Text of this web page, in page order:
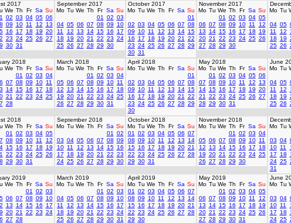
2017
We Th Fr Sa Su
02 03 04 05 06
09 10 11 12
13
16 17 18 19 20
23 24 25 26 27
30 31
September 2017
Mo Tu We Th Fr Sa Su
01
02 03
04 05 06 07 08 09
10
11
12 13 14 15 16
17
18
19 20 21 22 23 24
25 26 27 28 29 30
October 2017
Mo Tu We Th Fr Sa Su
01
02 03 04 05 06 07 08
09
10 11 12 13 14 15
16
17 18 19 20 21
22
23 24 25 26 27 28 29
30 31
November 2017
Mo Tu We Th Fr Sa Su
01
02 03 04 05
06 07 08 09 10 11
12
13
14 15 16 17 18
19
20 21 22 23 24 25 26
27 28 29 30
Mo Tu
04 05
11
12
18
19
25 26
2018
We Th Fr Sa Su
01
02 03 04
07 08 09 10 11
14 15 16 17
18
21 22 23 24 25
28
March 2018
Mo Tu We Th Fr Sa Su
01
02 03 04
05 06 07 08 09 10 11
12
13 14 15 16 17
18
19 20 21 22 23 24 25
26 27 28 29 30 31
April 2018
Mo Tu We Th Fr Sa Su
01
02 03 04 05 06 07 08
09
10 11 12 13 14 15
16
17 18 19 20 21
22
23 24 25 26 27 28 29
30
May 2018
Mo Tu We Th Fr Sa Su
01
02 03 04 05 06
07 08 09 10 11 12
13
14 15 16 17 18 19 20
21
22 23 24 25 26 27
28 29 30 31
June
Mo Tu
04 05
11
12
18
19
25 26
2018
We Th Fr Sa Su
01
02 03 04 05
08 09 10 11
12
15 16 17 18
19
22 23 24 25 26
29 30 31
September 2018
Mo Tu We Th Fr Sa Su
01
02
03 04 05 06 07 08 09
10 11 12 13 14 15 16
17
18 19 20 21 22 23
24 25 26 27 28 29 30
October 2018
Mo Tu We Th Fr Sa Su
01
02 03 04 05 06 07
08 09 10 11 12 13
14
15 16 17 18 19 20 21
22 23 24 25 26 27 28
29 30 31
November 2018
Mo Tu We Th Fr Sa Su
01
02 03 04
05 06 07 08 09 10 11
12
13 14 15 16 17
18
19 20 21 22 23 24 25
26 27 28 29 30
Mo Tu
03 04
10 11
17
18
24 25
31
2019
We Th Fr Sa Su
01
02 03
06 07 08 09
10
13 14 15 16
17
20 21 22 23 24
27 28
March 2019
Mo Tu We Th Fr Sa Su
01
02 03
04 05 06 07 08 09
10
11
12 13 14 15 16
17
18
19 20 21 22 23 24
25 26 27 28 29 30 31
April 2019
Mo Tu We Th Fr Sa Su
01
02 03 04 05 06 07
08 09 10 11 12 13
14
15 16 17 18 19 20 21
22 23 24 25 26 27 28
29 30
May 2019
Mo Tu We Th Fr Sa Su
01
02 03 04 05
06 07 08 09 10 11
12
13
14 15 16 17 18
19
20 21 22 23 24 25 26
27 28 29 30 31
June
Mo Tu
03 04
10 11
17
18
24 25